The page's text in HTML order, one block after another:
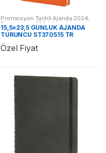
Promosyon Tarihli Ajanda 2024,
Promosyon 2024 Ajandalar
15,5×23,5 GÜNLÜK AJANDA
TURUNCU ST370515 TR
Özel Fiyat